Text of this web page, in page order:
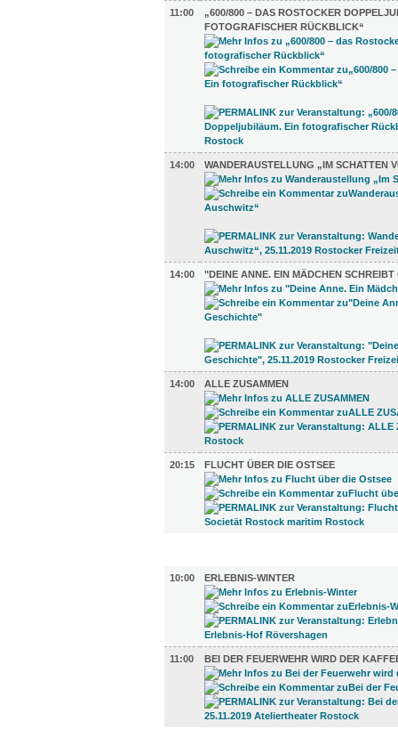
11:00
„600/800 – DAS ROSTOCKER
FOTOGRAFISCHER RÜCKBLICK“
14:00 WANDERAUSTELLUNG „IM SCHATTEN
14:00 "DEINE ANNE. EIN MÄDCHEN SCHREIBT
14:00 ALLE ZUSAMMEN
20:15 FLUCHT ÜBER DIE OSTSEE
10:00
ERLEBNIS-WINTER
11:00 BEI DER FEUERWEHR WIRD DER